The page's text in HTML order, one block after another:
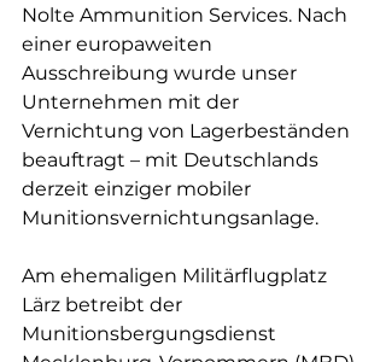
Nolte Ammunition Services. Nach
einer europaweiten
Ausschreibung wurde unser
Unternehmen mit der
Vernichtung von Lagerbeständen
beauftragt – mit Deutschlands
derzeit einziger mobiler
Munitionsvernichtungsanlage.
Am ehemaligen Militärflugplatz
Lärz betreibt der
Munitionsbergungsdienst